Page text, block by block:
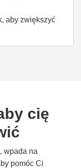
aby zwiększyć
cię
wpada na
pomóc Ci